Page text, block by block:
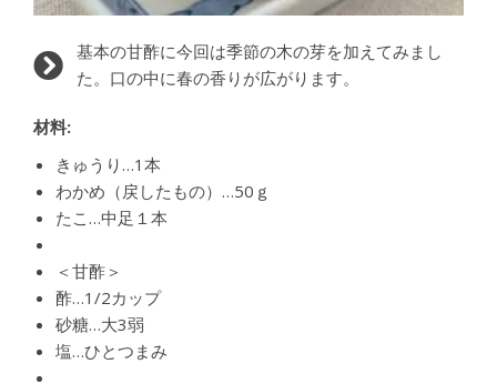
基本の甘酢に今回は季節の木の芽を加えてみまし
た。口の中に春の香りが広がります。
材料:
きゅうり…1本
わかめ（戻したもの）…50ｇ
たこ…中足１本
＜甘酢＞
酢…1/2カップ
砂糖…大3弱
塩…ひとつまみ